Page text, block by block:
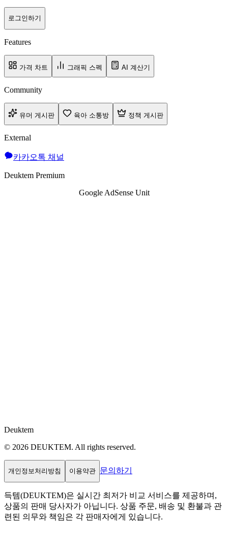
로그인하기
Features
가격 차트 그래픽 스펙 AI 계산기
Community
유머 게시판 육아 소통방 정책 게시판
External
카카오톡 채널
Deuktem Premium
Google AdSense Unit
Deuktem
© 2026 DEUKTEM. All rights reserved.
개인정보처리방침 이용약관 문의하기
득템(DEUKTEM)은 실시간 최저가 비교 서비스를 제공하며,
상품의 판매 당사자가 아닙니다. 상품 주문, 배송 및 환불과 관
련된 의무와 책임은 각 판매자에게 있습니다.